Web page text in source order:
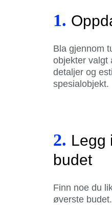
1.
Bla gjennom
objekter valgt
detaljer og
spesialobjekt.
2. Legg
budet
Finn noe du
øverste